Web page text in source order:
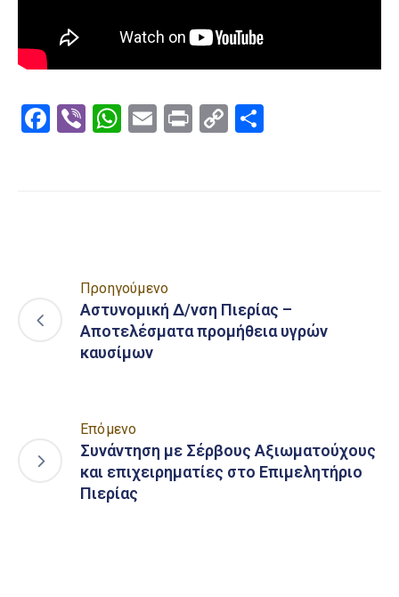
Facebook
ViberWhatsApp
EmailPrintCopy
Προηγούμενο
Αστυνομική Δ/νση Πιερίας –
Αποτελέσματα προμήθεια υγρών
καυσίμων
Επόμενο
Συνάντηση με Σέρβους Αξιωματούχους
και επιχειρηματίες στο Επιμελητήριο
Πιερίας